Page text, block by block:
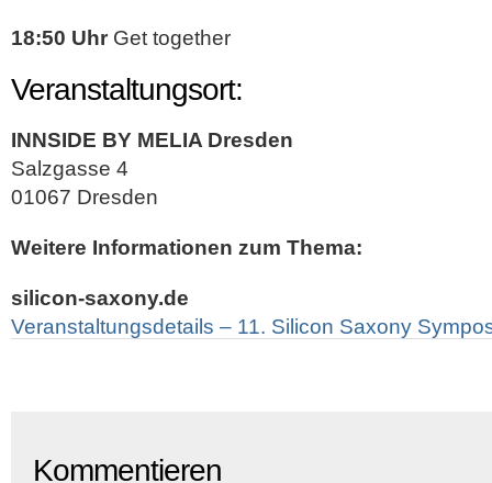
18:50 Uhr Get together
Veranstaltungsort:
INNSIDE BY MELIA Dresden
Salzgasse 4
01067 Dresden
Weitere Informationen zum Thema:
silicon-saxony.de
Veranstaltungsdetails – 11. Silicon Saxony
Kommentieren